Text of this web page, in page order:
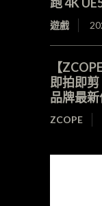
遊戲
【
即拍即
品牌最
ZCOPE